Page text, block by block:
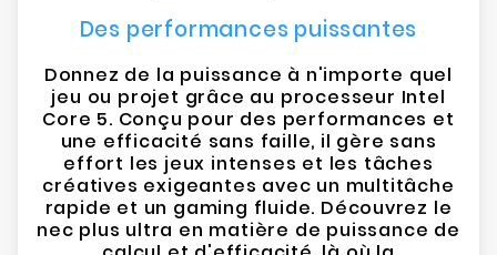
Des performances puissantes
Donnez de la puissance à n'importe quel
jeu ou projet grâce au processeur Intel
Core 5. Conçu pour des performances et
une efficacité sans faille, il gère sans
effort les jeux intenses et les tâches
créatives exigeantes avec un multitâche
rapide et un gaming fluide. Découvrez le
nec plus ultra en matière de puissance de